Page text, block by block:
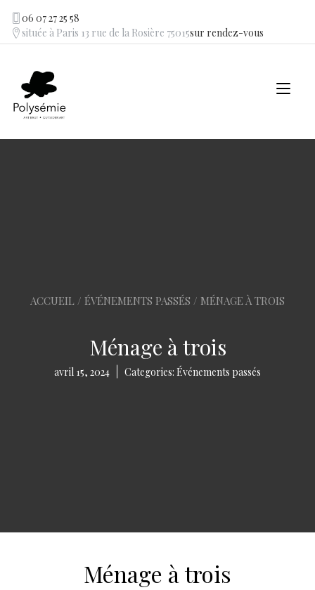
content
06 07 27 25 58
située à Paris 13 rue de la Rosière 75015sur rendez-vous
ACCUEIL / ÉVÉNEMENTS PASSÉS / MÉNAGE À TROIS
Ménage à trois
avril 15, 2024 Categories: Événements passés
Ménage à trois